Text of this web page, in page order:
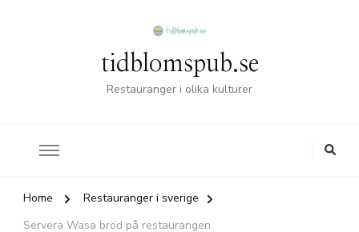
tidblomspub.se
Restauranger i olika kulturer
Home
Restauranger i sverige
Servera Wasa bröd på restaurangen